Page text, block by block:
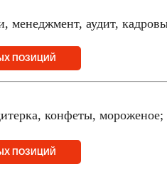
менеджмент, аудит,
ПОЗИЦИЙ
конфеты, мороженое;
ПОЗИЦИЙ